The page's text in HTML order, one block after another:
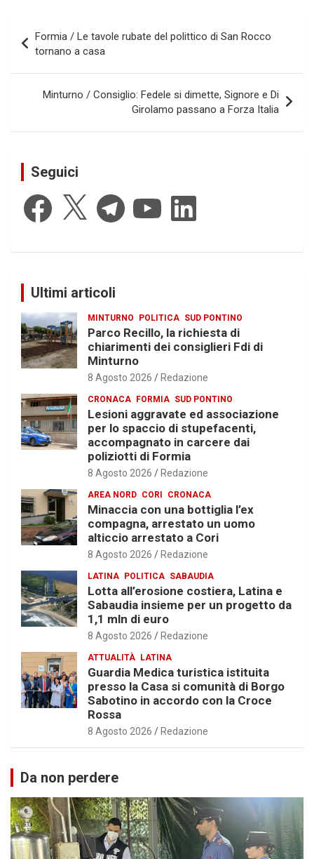
articoli
Formia / Le tavole rubate del polittico di San Rocco
tornano a casa
Minturno / Consiglio: Fedele si dimette, Signore e Di
Girolamo passano a Forza Italia
Seguici
Facebook Telegram YouTube LinkedIn
Ultimi articoli
MINTURNO POLITICA SUD PONTINO
Parco Recillo, la richiesta di
chiarimenti dei consiglieri Fdi di
Minturno
8 Agosto 2026 Redazione
CRONACA FORMIA SUD PONTINO
Lesioni aggravate ed associazione
per lo spaccio di stupefacenti,
accompagnato in carcere dai
poliziotti di Formia
8 Agosto 2026 Redazione
AREA NORD CORI CRONACA
Minaccia con una bottiglia l’ex
compagna, arrestato un uomo
alticcio arrestato a Cori
8 Agosto 2026 Redazione
LATINA POLITICA SABAUDIA
Lotta all’erosione costiera, Latina e
Sabaudia insieme per un progetto da
1,1 mln di euro
8 Agosto 2026 Redazione
ATTUALITÀ LATINA
Guardia Medica turistica istituita
presso la Casa si comunità di Borgo
Sabotino in accordo con la Croce
Rossa
8 Agosto 2026 Redazione
Da non perdere